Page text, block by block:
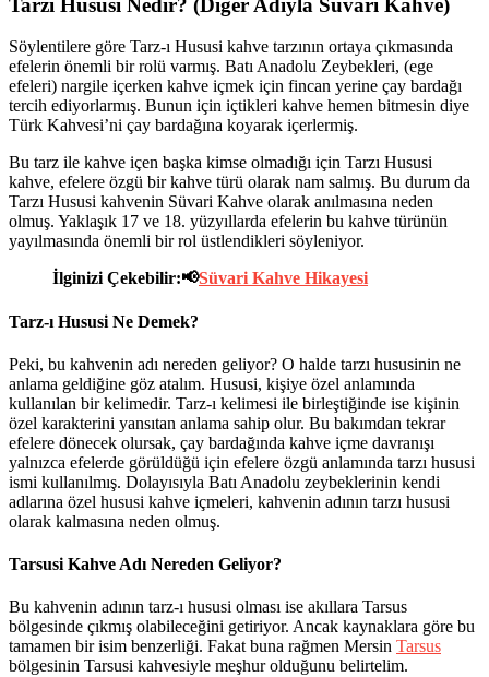
Söylentilere göre Tarz-ı Hususi kahve tarzının ortaya çıkmasında
efelerin önemli bir rolü varmış. Batı Anadolu Zeybekleri, (ege
efeleri) nargile içerken kahve içmek için fincan yerine çay bardağı
tercih ediyorlarmış. Bunun için içtikleri kahve hemen bitmesin diye
Türk Kahvesi’ni çay bardağına koyarak içerlermiş.
Bu tarz ile kahve içen başka kimse olmadığı için Tarzı Hususi
kahve, efelere özgü bir kahve türü olarak nam salmış. Bu durum da
Tarzı Hususi kahvenin Süvari Kahve olarak anılmasına neden
olmuş. Yaklaşık 17 ve 18. yüzyıllarda efelerin bu kahve türünün
yayılmasında önemli bir rol üstlendikleri söyleniyor.
İlginizi Çekebilir:📢Süvari Kahve Hikayesi
Tarz-ı Hususi Ne Demek?
Peki, bu kahvenin adı nereden geliyor? O halde tarzı hususinin ne
anlama geldiğine göz atalım. Hususi, kişiye özel anlamında
kullanılan bir kelimedir. Tarz-ı kelimesi ile birleştiğinde ise kişinin
özel karakterini yansıtan anlama sahip olur. Bu bakımdan tekrar
efelere dönecek olursak, çay bardağında kahve içme davranışı
yalnızca efelerde görüldüğü için efelere özgü anlamında tarzı hususi
ismi kullanılmış. Dolayısıyla Batı Anadolu zeybeklerinin kendi
adlarına özel hususi kahve içmeleri, kahvenin adının tarzı hususi
olarak kalmasına neden olmuş.
Tarsusi Kahve Adı Nereden Geliyor?
Bu kahvenin adının tarz-ı hususi olması ise akıllara Tarsus
bölgesinde çıkmış olabileceğini getiriyor. Ancak kaynaklara göre bu
tamamen bir isim benzerliği. Fakat buna rağmen Mersin Tarsus
bölgesinin Tarsusi kahvesiyle meşhur olduğunu belirtelim.